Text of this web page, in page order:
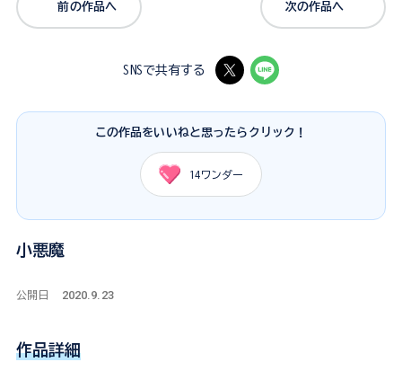
前の作品へ 次の作品へ
SNSで共有する
この作品をいいねと思ったらクリック！
14ワンダー
小悪魔
公開日 2020.9.23
作品詳細